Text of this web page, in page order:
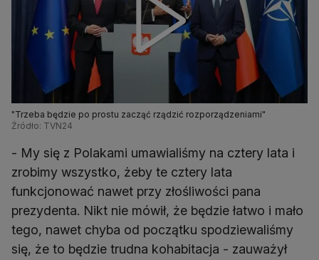
"Trzeba będzie po prostu zacząć rządzić rozporządzeniami"
Źródło: TVN24
- My się z Polakami umawialiśmy na cztery lata i
zrobimy wszystko, żeby te cztery lata
funkcjonować nawet przy złośliwości pana
prezydenta. Nikt nie mówił, że będzie łatwo i mało
tego, nawet chyba od początku spodziewaliśmy
się, że to będzie trudna kohabitacja - zauważył